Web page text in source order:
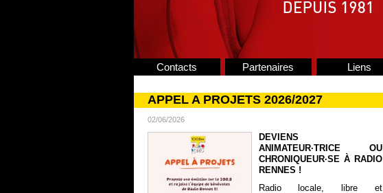
Contacts Partenaires Liens
APPEL A PROJETS 2026/2027
02/06/2026
DEVIENS
ANIMATEUR·TRICE OU
CHRONIQUEUR·SE À RADIO
RENNES !
Radio locale, libre et